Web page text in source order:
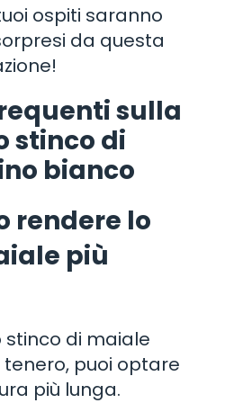
ospiti saranno
da questa
sulla
stinco di
bianco
rendere lo
più
stinco di maiale
puoi optare
più lunga.